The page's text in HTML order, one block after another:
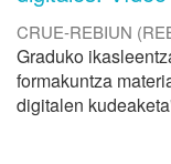
CRUE-REBIUN (
Graduko
formakuntza
digitalen